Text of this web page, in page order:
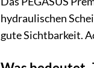
hydraulischen
gute Sichtbarkeit.